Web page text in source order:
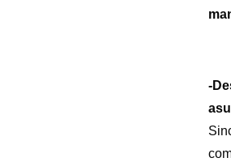
-